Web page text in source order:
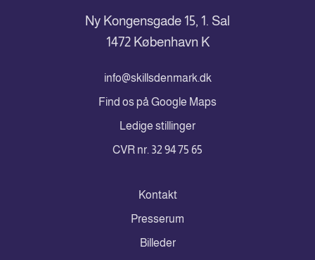
Ny Kongensgade 15, 1. Sal
1472 København K
info@skillsdenmark.dk
Find os på Google Maps
Ledige stillinger
CVR nr. 32 94 75 65
Kontakt
Presserum
Billeder